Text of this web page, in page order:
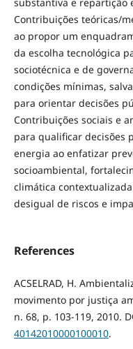
Contribuições teóricas/
ao propor um
da escolha tecnológica
sociotécnica e de
condições mínimas,
para orientar decisões
Contribuições sociais e
para qualificar decisões
energia ao enfatizar
socioambiental,
climática
desigual de riscos e
References
ACSELRAD, H.
movimento por justiça
n. 68, p. 103-119, 2010.
40142010000100010.